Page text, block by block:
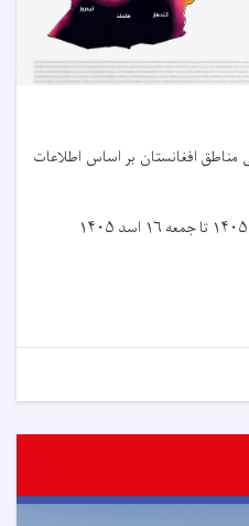
افغانستان بر اساس اطلاعات